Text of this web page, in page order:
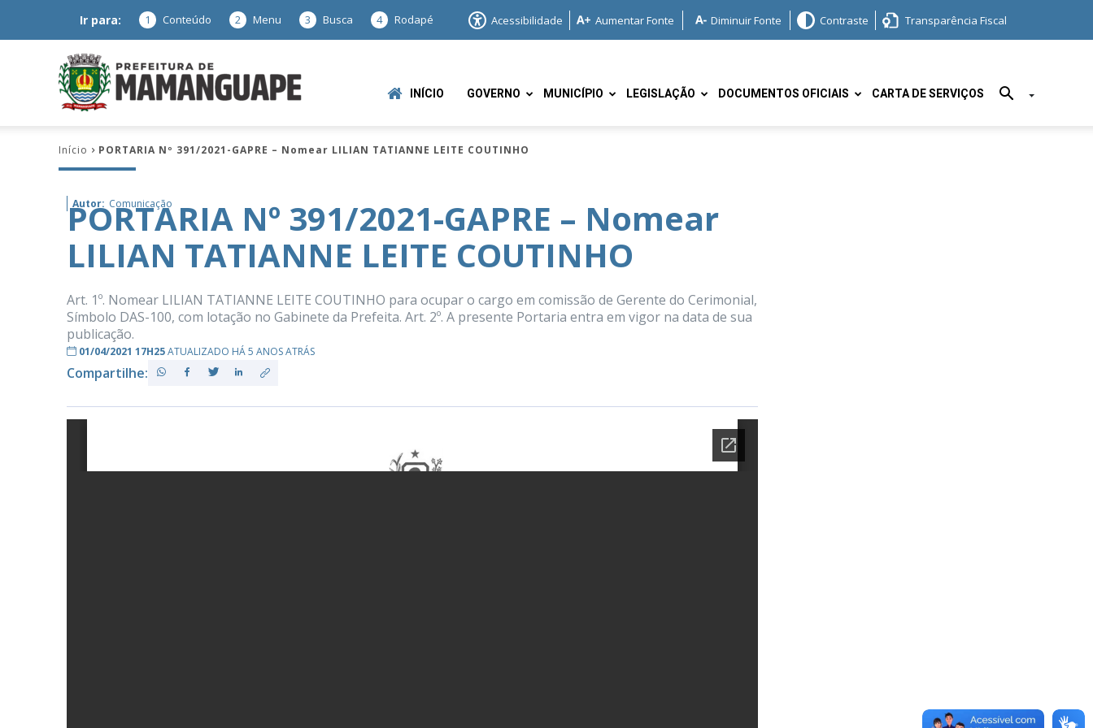
Ir para: 1 Conteúdo 2 Menu 3 Busca 4 Rodapé Acessibilidade Aumentar Fonte Diminuir Fonte Contraste Transparência Fiscal
Mamanguape
INÍCIO GOVERNO MUNICÍPIO LEGISLAÇÃO DOCUMENTOS OFICIAIS CARTA DE SERVIÇOS
Início PORTARIA Nº 391/2021-GAPRE – Nomear LILIAN TATIANNE LEITE COUTINHO
Autor: Comunicação
PORTARIA Nº 391/2021-GAPRE – Nomear
LILIAN TATIANNE LEITE COUTINHO
Art. 1º. Nomear LILIAN TATIANNE LEITE COUTINHO para ocupar o cargo em comissão de Gerente do Cerimonial,
Símbolo DAS-100, com lotação no Gabinete da Prefeita. Art. 2º. A presente Portaria entra em vigor na data de sua
publicação.
01/04/2021 17H25ATUALIZADO HÁ 5 ANOS ATRÁS
Compartilhe: